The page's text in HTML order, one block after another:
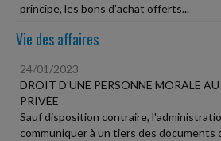
principe, les bons d'achat offerts...
Vie des affaires
24/01/2023
DROIT D'UNE PERSONNE MORALE AU
PRIVÉE
Sauf disposition contraire,
communiquer à un tiers des documents